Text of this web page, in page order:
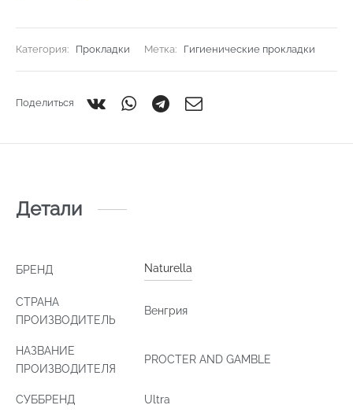
Категория: Прокладки Метка: Гигиенические прокладки
Поделиться
Детали
БРЕНД Naturella
СТРАНА
ПРОИЗВОДИТЕЛЬ
Венгрия
НАЗВАНИЕ
ПРОИЗВОДИТЕЛЯ
PROCTER AND GAMBLE
СУББРЕНД Ultra